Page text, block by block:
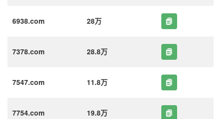
6938.com 28万
7378.com 28.8万
7547.com 11.8万
7754.com 19.8万